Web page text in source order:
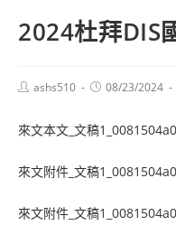
2024杜拜DIS
Postashs510
Post08/23/2024
來文本文_文稿
來文附件_文稿
來文附件_文稿